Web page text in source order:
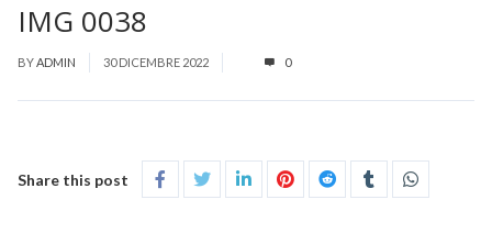
IMG 0038
BYADMIN 30 DICEMBRE 2022 0
Share this post